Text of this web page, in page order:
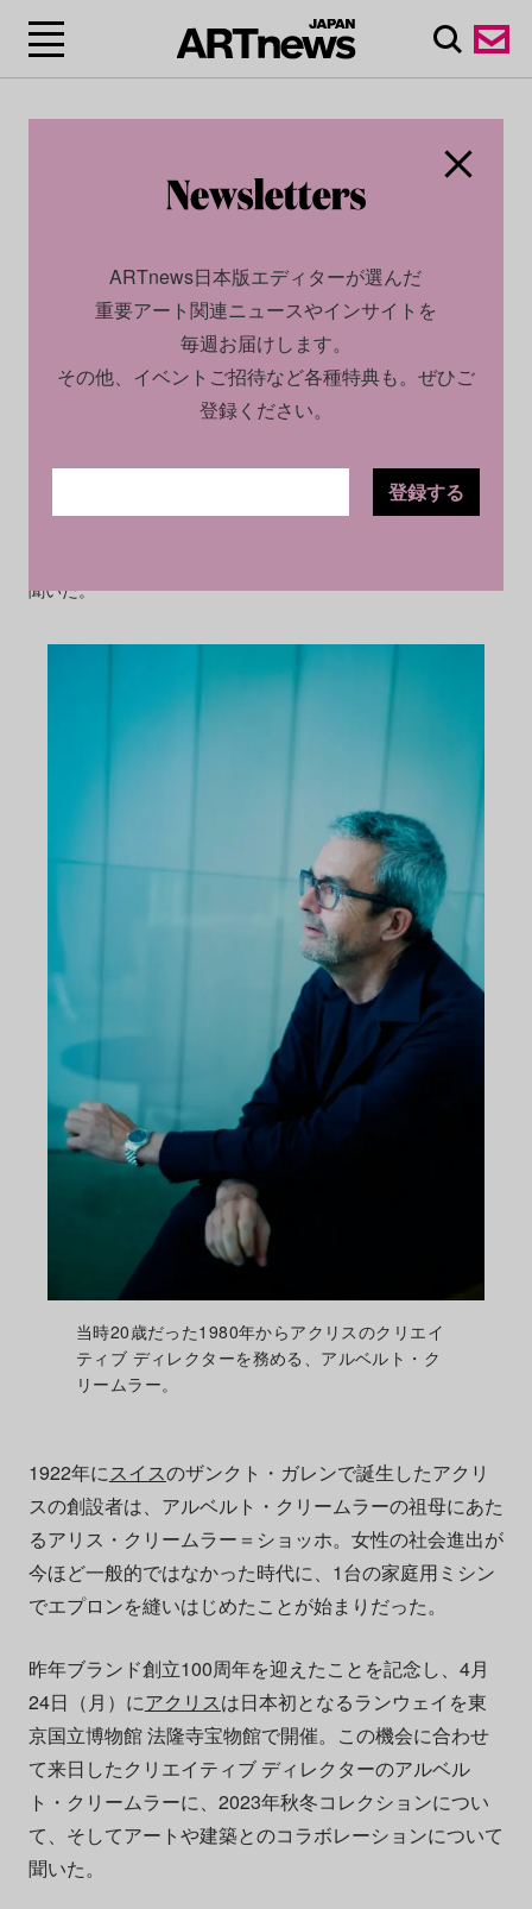
ン──アクリスのクリエイティブ哲
学に迫る
TEXT BY KURUMI FUKUTSU
発のラグジュアリーブラン
ド、アクリスは、アートや建築との深い関係でも知られてい
聞いた。
当時20歳だった1980年からアクリスのクリエイ
ティブ ディレクターを務める、アルベルト・ク
リームラー。
1922年にスイスのザンクト・ガレンで誕生したアクリ
スの創設者は、アルベルト・クリームラーの祖母にあた
るアリス・クリームラー＝ショッホ。女性の社会進出が
今ほど一般的ではなかった時代に、1台の家庭用ミシン
でエプロンを縫いはじめたことが始まりだった。
昨年ブランド創立100周年を迎えたことを記念し、4月
24日（月）にアクリスは日本初となるランウェイを東
京国立博物館 法隆寺宝物館で開催。この機会に合わせ
て来日したクリエイティブ ディレクターのアルベル
ト・クリームラーに、2023年秋冬コレクションについ
て、そしてアートや建築とのコラボレーションについて
聞いた。
ARTnews日本版エディターが選んだ
重要アート関連ニュースやインサイトを
毎週お届けします。
その他、イベントご招待など各種特典も。ぜひご
登録ください。
登録する